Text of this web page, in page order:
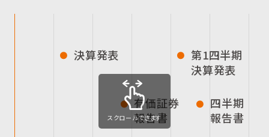
決算発表
有価証券
報告書
第1四半期
決算発表
四半期
報告書
スクロールできます